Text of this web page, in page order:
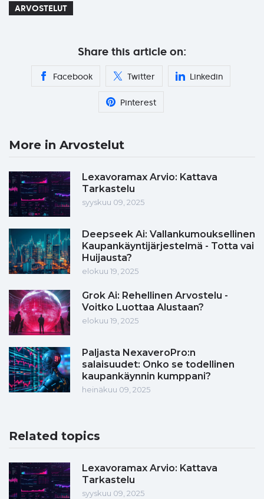
ARVOSTELUT
Share this article on:
Facebook Twitter Linkedin
Pinterest
More in Arvostelut
Lexavoramax Arvio: Kattava
Tarkastelu
syyskuu 09, 2025
Deepseek Ai: Vallankumouksellinen
Kaupankäyntijärjestelmä - Totta vai
Huijausta?
elokuu 19, 2025
Grok Ai: Rehellinen Arvostelu -
Voitko Luottaa Alustaan?
elokuu 19, 2025
Paljasta NexaveroPro:n
salaisuudet: Onko se todellinen
kaupankäynnin kumppani?
heinäkuu 09, 2025
Related topics
Lexavoramax Arvio: Kattava
Tarkastelu
syyskuu 09, 2025